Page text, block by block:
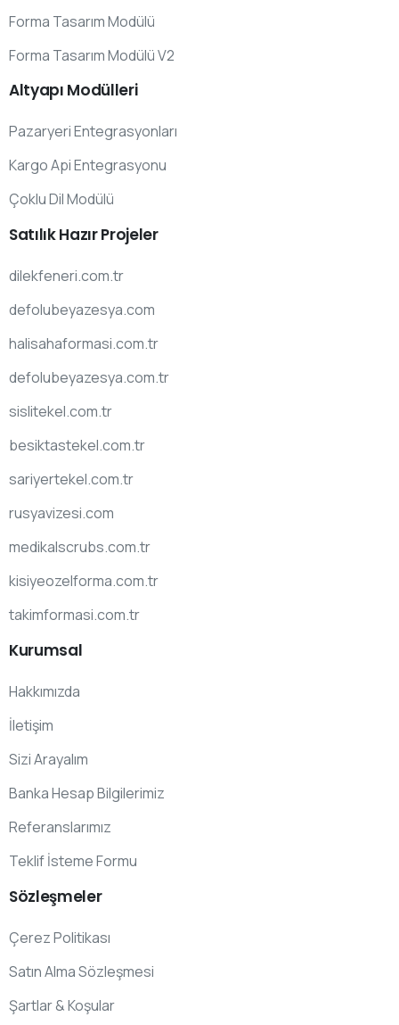
Forma Tasarım Modülü
Forma Tasarım Modülü V2
Altyapı Modülleri
Pazaryeri Entegrasyonları
Kargo Api Entegrasyonu
Çoklu Dil Modülü
SatılıkHazırProjeler
dilekfeneri.com.tr
defolubeyazesya.com
halisahaformasi.com.tr
defolubeyazesya.com.tr
sislitekel.com.tr
besiktastekel.com.tr
sariyertekel.com.tr
rusyavizesi.com
medikalscrubs.com.tr
kisiyeozelforma.com.tr
takimformasi.com.tr
Kurumsal
Hakkımızda
İletişim
Sizi Arayalım
Banka Hesap Bilgilerimiz
Referanslarımız
Teklif İsteme Formu
Sözleşmeler
Çerez Politikası
Satın Alma Sözleşmesi
Şartlar & Koşular